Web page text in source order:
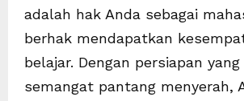
adalah hak Anda sebagai
berhak mendapatkan
belajar. Dengan persiapan
semangat pantang menyerah,